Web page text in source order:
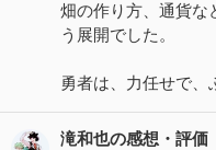
畑の作り方、通貨な
う展開でした。
勇者は、力任せで、
滝和也の感想・評価